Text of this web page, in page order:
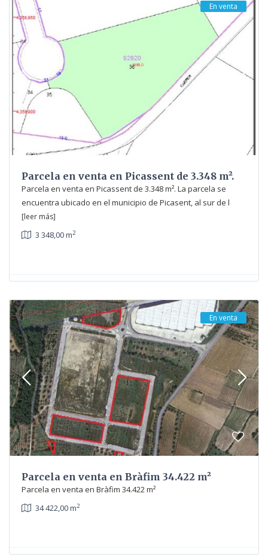
En venta
Parcela en venta en Picassent de 3.348 m².
Parcela en venta en Picassent de 3.348 m². La parcela se
encuentra ubicado en el municipio de Picasent, al sur de l
[leer más]
3 348,00 m2
En venta
Parcela en venta en Bràfim 34.422 m²
Parcela en venta en Bràfim 34.422 m²
34 422,00 m2